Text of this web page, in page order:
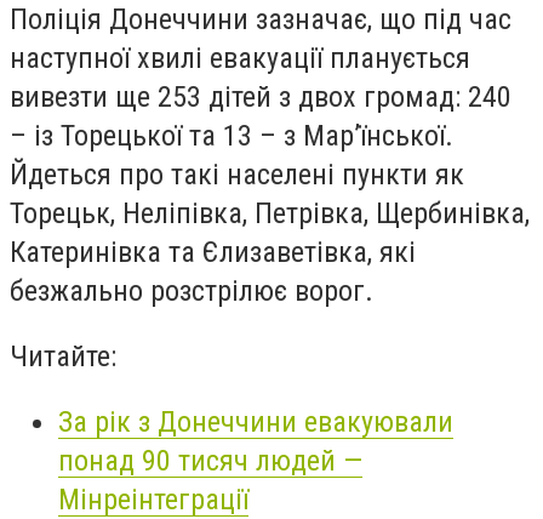
Поліція Донеччини зазначає, що під час
наступної хвилі евакуації планується
вивезти ще 253 дітей з двох громад: 240
– із Торецької та 13 – з Мар’їнської.
Йдеться про такі населені пункти як
Торецьк, Неліпівка, Петрівка, Щербинівка,
Катеринівка та Єлизаветівка, які
безжально розстрілює ворог.
Читайте:
За рік з Донеччини евакуювали
понад 90 тисяч людей —
Мінреінтеграції